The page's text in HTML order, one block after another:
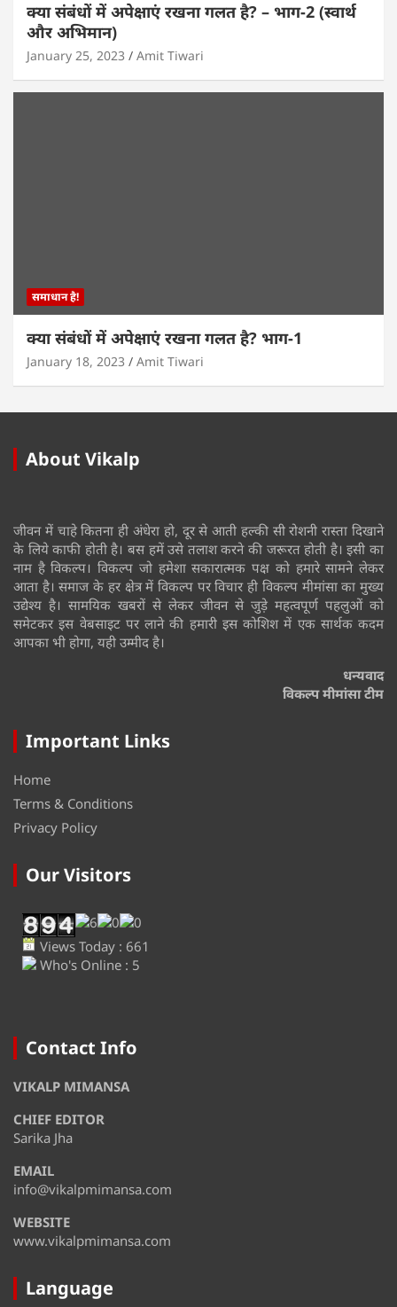
क्या संबंधों में अपेक्षाएं रखना गलत है? – भाग-2 (स्वार्थ
और अभिमान)
January 25, 2023 Amit Tiwari
समाधान है!
क्या संबंधों में अपेक्षाएं रखना गलत है? भाग-1
January 18, 2023 Amit Tiwari
About Vikalp
जीवन में चाहे कितना ही अंधेरा हो, दूर से आती हल्की सी रोशनी रास्ता दिखाने
के लिये काफी होती है। बस हमें उसे तलाश करने की जरूरत होती है। इसी का
नाम है विकल्प। विकल्प जो हमेशा सकारात्मक पक्ष को हमारे सामने लेकर
आता है। समाज के हर क्षेत्र में विकल्प पर विचार ही विकल्प मीमांसा का मुख्य
उद्येश्य है। सामयिक खबरों से लेकर जीवन से जुड़े महत्वपूर्ण पहलुओं को
समेटकर इस वेबसाइट पर लाने की हमारी इस कोशिश में एक सार्थक कदम
आपका भी होगा, यही उम्मीद है।
धन्यवाद
विकल्प मीमांसा टीम
Important Links
Home
Terms & Conditions
Privacy Policy
Our Visitors
Views Today : 661
Who's Online : 5
Contact Info
VIKALP MIMANSA
CHIEF EDITOR
Sarika Jha
EMAIL
info@vikalpmimansa.com
WEBSITE
www.vikalpmimansa.com
Language